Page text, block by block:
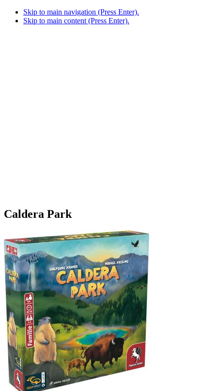
Skip to main navigation (Press Enter).
Skip to main content (Press Enter).
Caldera Park